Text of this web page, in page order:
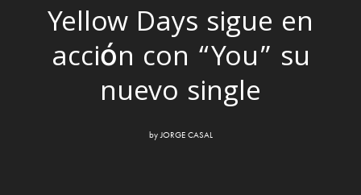
Yellow Days sigue en
acción con “You” su
nuevo single
by JORGE CASAL